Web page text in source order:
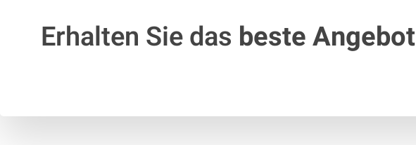
Erhalten Sie das beste Angebot